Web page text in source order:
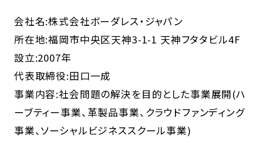
会社名:株式会社ボーダレス・ジャパン
所在地:福岡市中央区天神3-1-1 天神フタタビル4F
設立:2007年
代表取締役:田口一成
事業内容:社会問題の解決を目的とした事業展開(ハ
ーブティー事業、革製品事業、クラウドファンディング
事業、ソーシャルビジネススクール事業)